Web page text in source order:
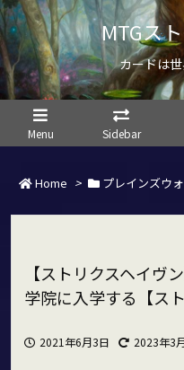
MTGス
カードは
Menu Sidebar
Home > プレインズウ
【ストリクスヘイヴ
学院に入学する【スト
2021年6月3日 2023年3